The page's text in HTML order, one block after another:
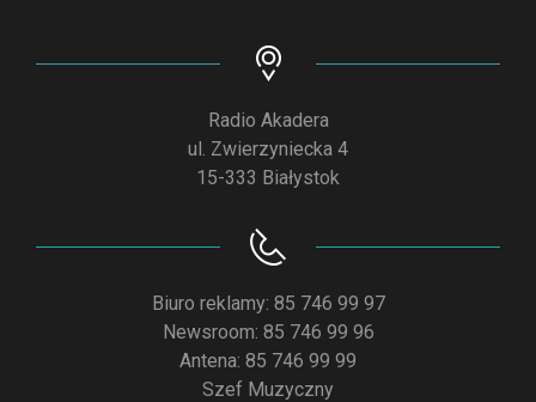
Radio Akadera
ul. Zwierzyniecka 4
15-333 Białystok
Biuro reklamy: 85 746 99 97
Newsroom: 85 746 99 96
Antena: 85 746 99 99
Szef Muzyczny